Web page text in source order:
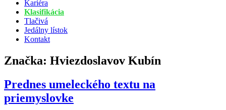
Kariéra
Klasifikácia
Tlačivá
Jedálny lístok
Kontakt
Značka: Hviezdoslavov Kubín
Prednes umeleckého textu na
priemyslovke